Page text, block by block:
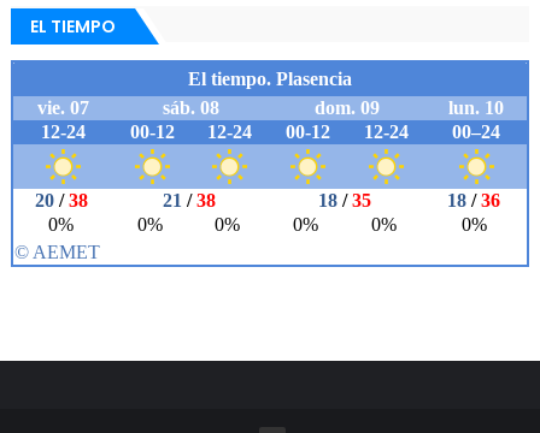
EL TIEMPO